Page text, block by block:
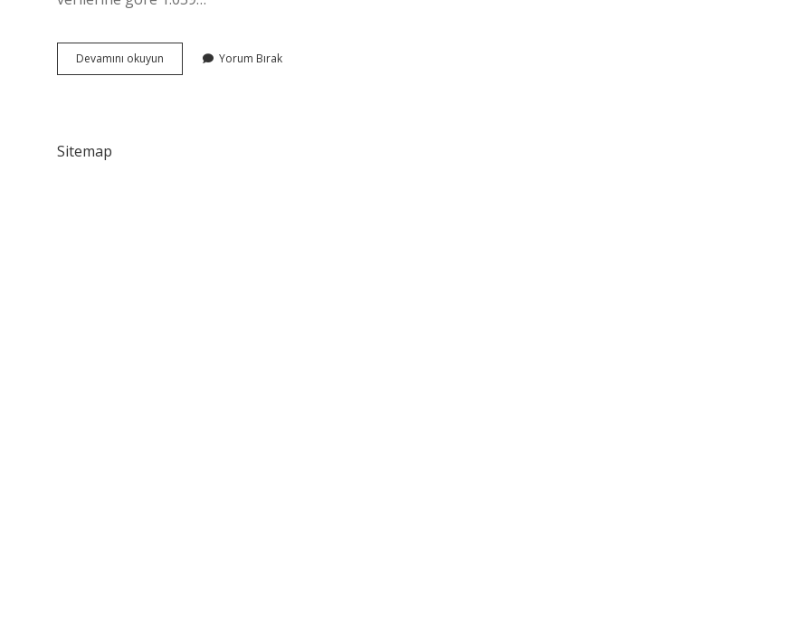
Devamını okuyun Denizlinin
Geçim
Yorum Bırak
Sitemap